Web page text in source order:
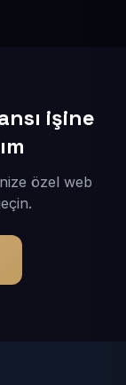
işine
özel web